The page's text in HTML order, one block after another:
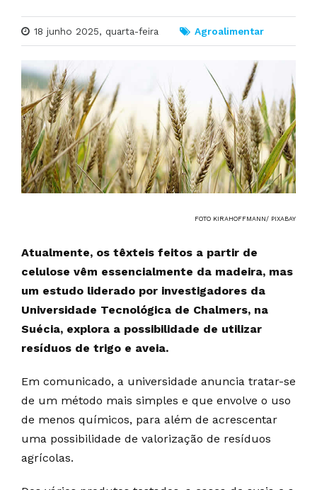
18 junho 2025, quarta-feira Agroalimentar
FOTO KIRAHOFFMANN/ PIXABAY
Atualmente, os têxteis feitos a partir de
celulose vêm essencialmente da madeira, mas
um estudo liderado por investigadores da
Universidade Tecnológica de Chalmers, na
Suécia, explora a possibilidade de utilizar
resíduos de trigo e aveia.
Em comunicado, a universidade anuncia tratar-se
de um método mais simples e que envolve o uso
de menos químicos, para além de acrescentar
uma possibilidade de valorização de resíduos
agrícolas.